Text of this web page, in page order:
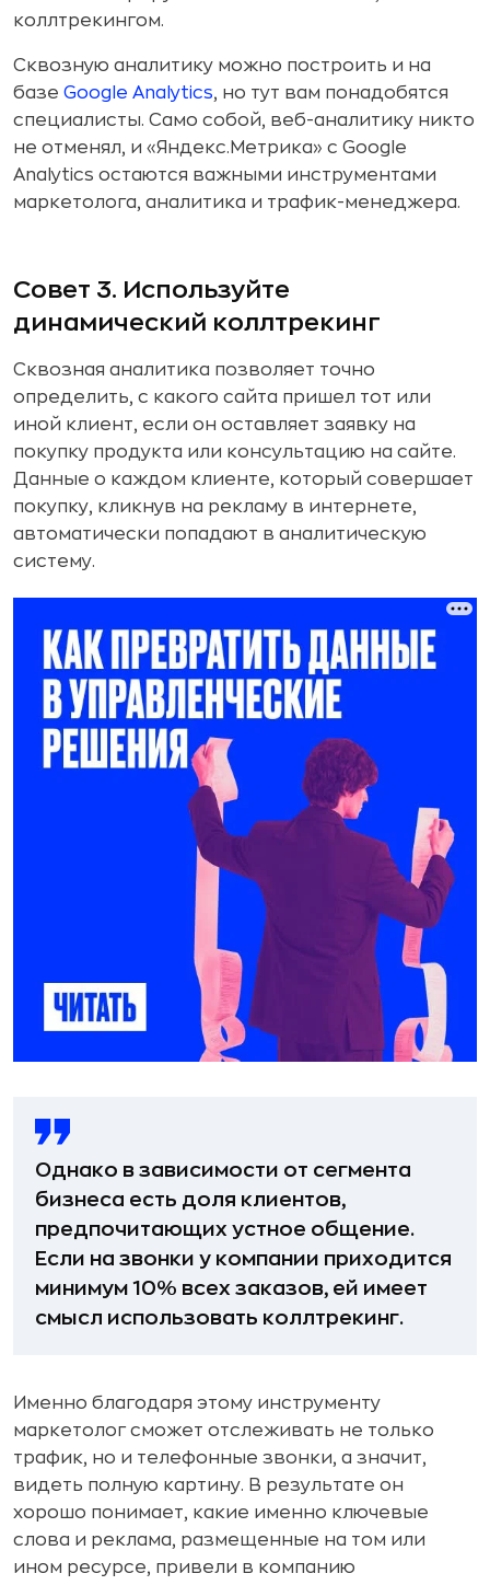
коллтрекингом.
Сквозную аналитику можно построить и на
базе Google Analytics, но тут вам понадобятся
специалисты. Само собой, веб-аналитику никто
не отменял, и «Яндекс.Метрика» с Google
Analytics остаются важными инструментами
маркетолога, аналитика и трафик-менеджера.
Совет 3. Используйте
динамический коллтрекинг
Сквозная аналитика позволяет точно
определить, с какого сайта пришел тот или
иной клиент, если он оставляет заявку на
покупку продукта или консультацию на сайте.
Данные о каждом клиенте, который совершает
покупку, кликнув на рекламу в интернете,
автоматически попадают в аналитическую
систему.
Однако в зависимости от сегмента
бизнеса есть доля клиентов,
предпочитающих устное общение.
Если на звонки у компании приходится
минимум 10% всех заказов, ей имеет
смысл использовать коллтрекинг.
Именно благодаря этому инструменту
маркетолог сможет отслеживать не только
трафик, но и телефонные звонки, а значит,
видеть полную картину. В результате он
хорошо понимает, какие именно ключевые
слова и реклама, размещенные на том или
ином ресурсе, привели в компанию